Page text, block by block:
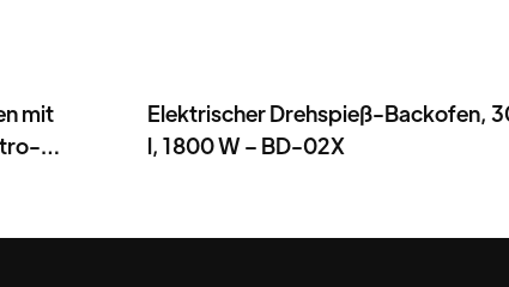
mit
Elektrischer Drehspieß-Backofen,
l, 1800 W – BD-02X